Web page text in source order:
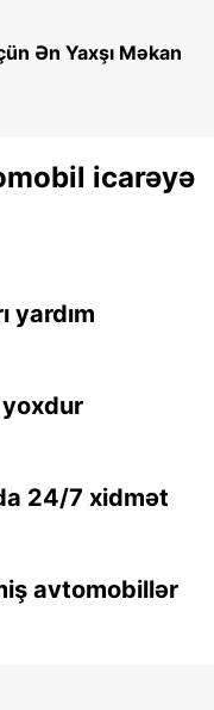
Ən Yaxşı Məkan
icarəyə
yardım
24/7 xidmət
avtomobillər